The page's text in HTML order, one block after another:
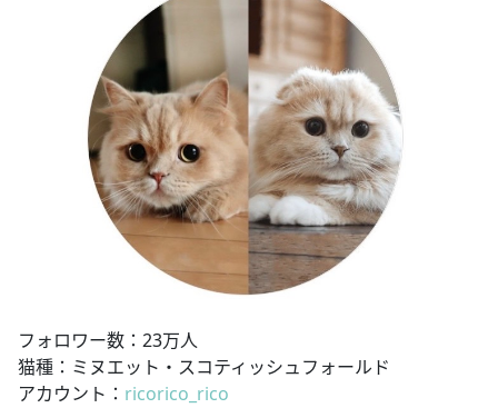
フォロワー数：23万人
猫種：ミヌエット・スコティッシュフォールド
アカウント： ricorico_rico